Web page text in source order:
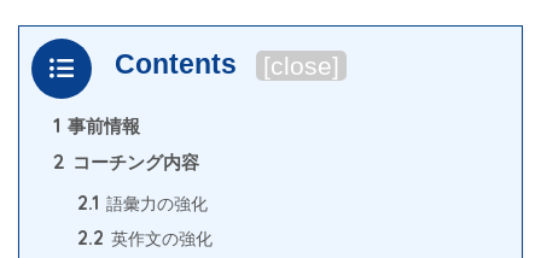
Contents [close]
1 事前情報
2 コーチング内容
2.1 語彙力の強化
2.2 英作文の強化